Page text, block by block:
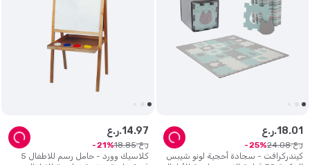
كيندركرافت - سجادة أحجية لونو شيبس
ر.ع.18.01
ر.ع. 24.08
25
كلاسيك وورد - حامل رسم للاطفال 5
ر.ع.14.97
ر.ع. 18.85
21